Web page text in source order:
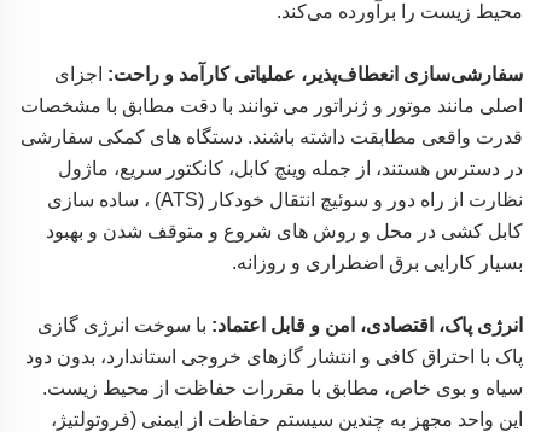
محیط زیست را برآورده می‌کند.
سفارشی‌سازی انعطاف‌پذیر، عملیاتی کارآمد و راحت: اجزای
اصلی مانند موتور و ژنراتور می توانند با دقت مطابق با مشخصات
قدرت واقعی مطابقت داشته باشند. دستگاه های کمکی سفارشی
در دسترس هستند، از جمله وینچ کابل، کانکتور سریع، ماژول
نظارت از راه دور و سوئیچ انتقال خودکار (ATS) ، ساده سازی
کابل کشی در محل و روش های شروع و متوقف شدن و بهبود
بسیار کارایی برق اضطراری و روزانه.
انرژی پاک، اقتصادی، امن و قابل اعتماد: با سوخت انرژی گازی
پاک با احتراق کافی و انتشار گازهای خروجی استاندارد، بدون دود
سیاه و بوی خاص، مطابق با مقررات حفاظت از محیط زیست.
این واحد مجهز به چندین سیستم حفاظت از ایمنی (فروتولتیژ،